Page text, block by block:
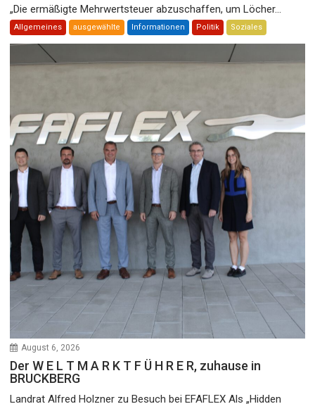
„Die ermäßigte Mehrwertsteuer abzuschaffen, um Löcher...
Allgemeines ausgewählte Informationen Politik Soziales
August 6, 2026
Der W E L T M A R K T F Ü H R E R, zuhause in
BRUCKBERG
Landrat Alfred Holzner zu Besuch bei EFAFLEX Als „Hidden